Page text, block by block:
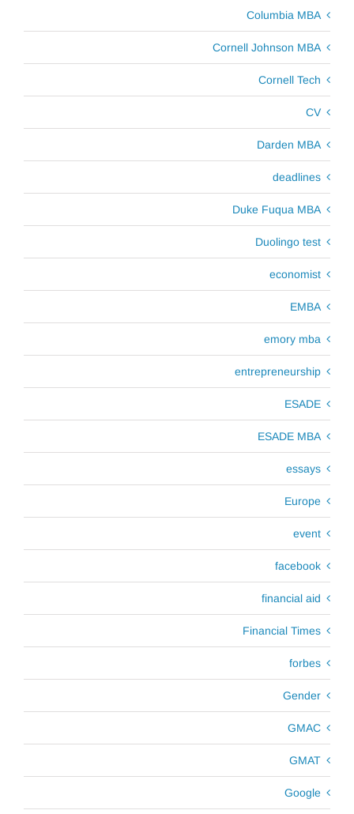
Columbia MBA
Cornell Johnson MBA
Cornell Tech
CV
Darden MBA
deadlines
Duke Fuqua MBA
Duolingo test
economist
EMBA
emory mba
entrepreneurship
ESADE
ESADE MBA
essays
Europe
event
facebook
financial aid
Financial Times
forbes
Gender
GMAC
GMAT
Google